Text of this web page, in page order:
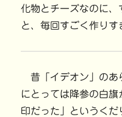
化物とチーズなのに、
と、毎回すごく作り
昔「イデオン」のあ
にとっては降参の白
印だった」というくだ